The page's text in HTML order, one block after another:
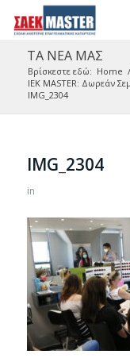
ΤΑ ΝΕΑ ΜΑΣ
Βρίσκεστε εδώ: Home /
IEK MASTER: Δωρεάν
IMG_2304
IMG_2304
in